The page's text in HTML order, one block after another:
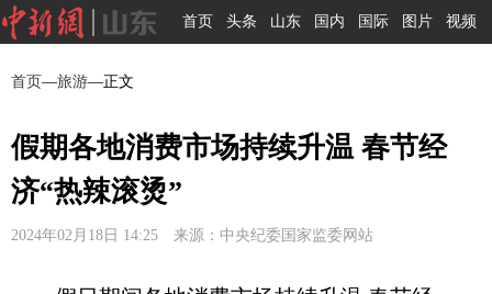
首页 头条 山东 国内 国际 图片 视频
首页—旅游—正文
假期各地消费市场持续升温 春节经
济“热辣滚烫”
2024年02月18日 14:25 来源：中央纪委国家监委网站